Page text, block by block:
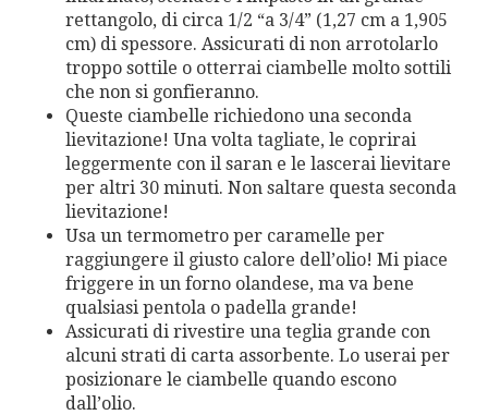
rettangolo, di circa 1/2 “a 3/4” (1,27 cm a 1,905
cm) di spessore. Assicurati di non arrotolarlo
troppo sottile o otterrai ciambelle molto sottili
che non si gonfieranno.
Queste ciambelle richiedono una seconda
lievitazione! Una volta tagliate, le coprirai
leggermente con il saran e le lascerai lievitare
per altri 30 minuti. Non saltare questa seconda
lievitazione!
Usa un termometro per caramelle per
raggiungere il giusto calore dell’olio! Mi piace
friggere in un forno olandese, ma va bene
qualsiasi pentola o padella grande!
Assicurati di rivestire una teglia grande con
alcuni strati di carta assorbente. Lo userai per
posizionare le ciambelle quando escono
dall’olio.